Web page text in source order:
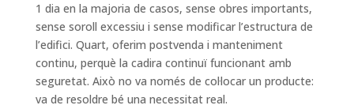
1 dia en la majoria de casos, sense obres importants,
sense soroll excessiu i sense modificar l’estructura de
l’edifici. Quart, oferim postvenda i manteniment
continu, perquè la cadira continuï funcionant amb
seguretat. Això no va només de col·locar un producte:
va de resoldre bé una necessitat real.